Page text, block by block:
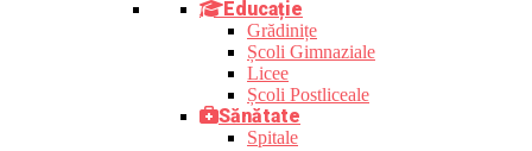
Educație
Grădinițe
Școli Gimnaziale
Licee
Școli Postliceale
Sănătate
Spitale